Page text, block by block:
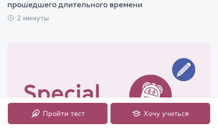
прошедшего длительного времени
2 минуты
Пройти тест Хочу учиться